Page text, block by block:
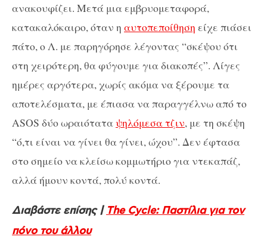
ανακουφίζει. Μετά μια εμβρυομεταφορά,
κατακαλόκαιρο, όταν η αυτοπεποίθηση είχε πιάσει
πάτο, ο Λ. με παρηγόρησε λέγοντας “σκέψου ότι
στη χειρότερη, θα φύγουμε για διακοπές”. Λίγες
ημέρες αργότερα, χωρίς ακόμα να ξέρουμε τα
αποτελέσματα, με έπιασα να παραγγέλνω από το
ASOS δύο ωραιόταταψηλόμεσα τζιν, με τη σκέψη
“ό,τι είναι να γίνει θα γίνει, ώχου”. Δεν έφτασα
στο σημείο να κλείσω κομμωτήριο για ντεκαπάζ,
αλλά ήμουν κοντά, πολύ κοντά.
Διαβάστε επίσης | The Cycle: Παστίλια για τον
πόνο του άλλου